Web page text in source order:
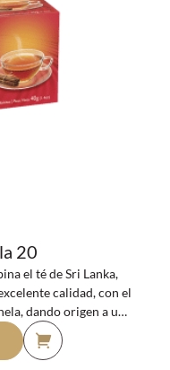
20
el té de Sri Lanka,
calidad, con el
dando origen a una
intenso y aroma